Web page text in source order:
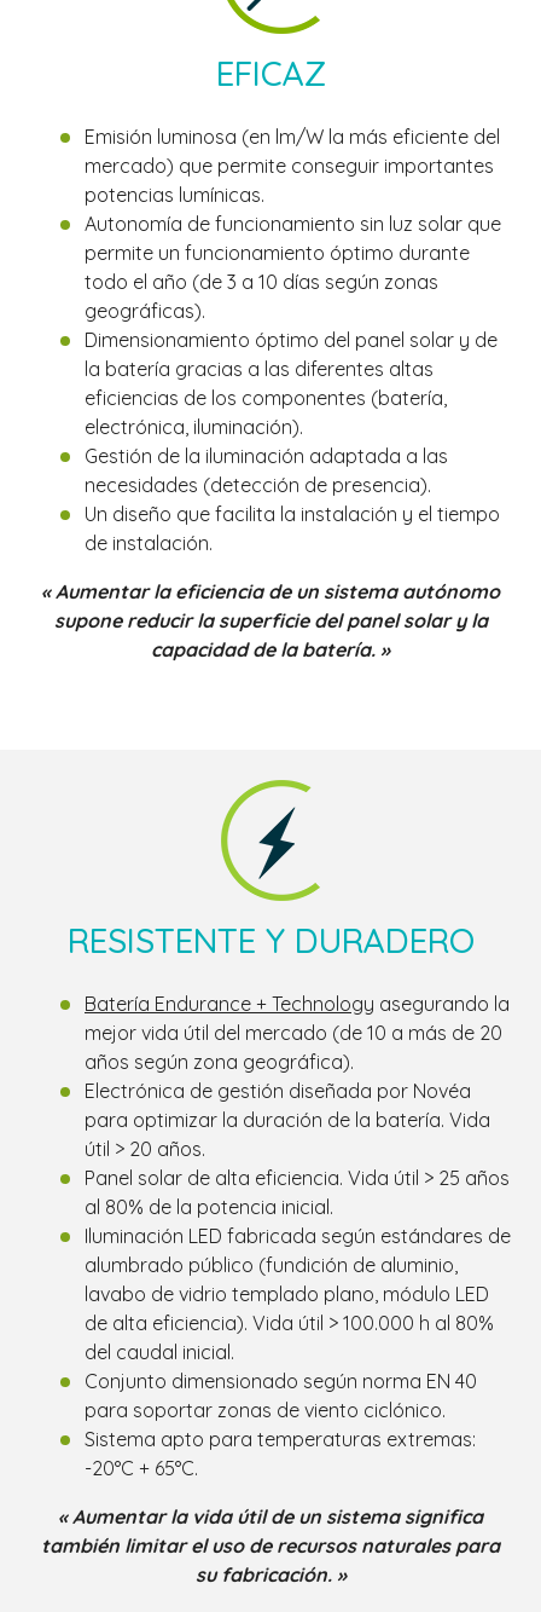
EFICAZ
Emisión luminosa (en lm/W la más eficiente del
mercado) que permite conseguir importantes
potencias lumínicas.
Autonomía de funcionamiento sin luz solar que
permite un funcionamiento óptimo durante
todo el año (de 3 a 10 días según zonas
geográficas).
Dimensionamiento óptimo del panel solar y de
la batería gracias a las diferentes altas
eficiencias de los componentes (batería,
electrónica, iluminación).
Gestión de la iluminación adaptada a las
necesidades (detección de presencia).
Un diseño que facilita la instalación y el tiempo
de instalación.
« Aumentar la eficiencia de un sistema autónomo
supone reducir la superficie del panel solar y la
capacidad de la batería. »
RESISTENTE Y DURADERO
Batería Endurance + Technology asegurando la
mejor vida útil del mercado (de 10 a más de 20
años según zona geográfica).
Electrónica de gestión diseñada por Novéa
para optimizar la duración de la batería. Vida
útil > 20 años.
Panel solar de alta eficiencia. Vida útil > 25 años
al 80% de la potencia inicial.
Iluminación LED fabricada según estándares de
alumbrado público (fundición de aluminio,
lavabo de vidrio templado plano, módulo LED
de alta eficiencia). Vida útil > 100.000 h al 80%
del caudal inicial.
Conjunto dimensionado según norma EN 40
para soportar zonas de viento ciclónico.
Sistema apto para temperaturas extremas:
-20°C + 65°C.
« Aumentar la vida útil de un sistema significa
también limitar el uso de recursos naturales para
su fabricación. »